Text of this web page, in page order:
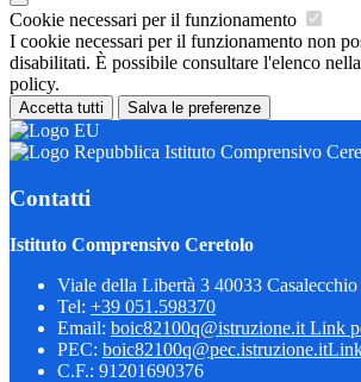
Cookie necessari per il funzionamento
I cookie necessari per il funzionamento non
disabilitati. È possibile consultare l'elenco
policy.
Accetta tutti Salva le preferenze
Istituto Comprensivo
Contatti
Istituto Comprensivo Ceretolo
Viale della Libertà 3 40033
Tel: +39 051.598370
Email: boic82100q@istruzione.it Link
PEC: boic82100q@pec.istruzione.it
C.F.: 91201690376